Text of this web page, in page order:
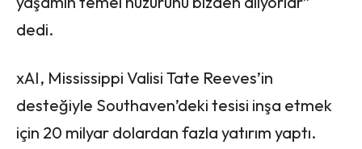
dedi.
xAI, Mississippi Valisi Tate Reeves’in
desteğiyle Southaven’deki tesisi inşa etmek
için 20 milyar dolardan fazla yatırım yaptı.